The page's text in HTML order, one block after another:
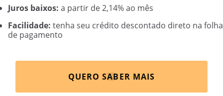
Juros baixos: a partir de 2,14% ao mês
Facilidade: tenha seu crédito descontado direto na folha
de pagamento
QUERO SABER MAIS